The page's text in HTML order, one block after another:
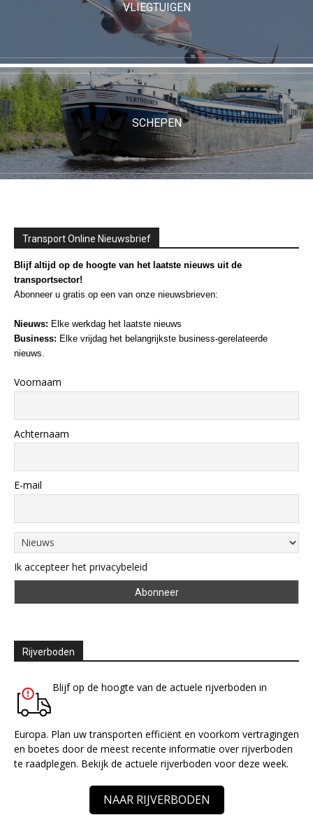
VLIEGTUIGEN
SCHEPEN
Transport Online Nieuwsbrief
Blijf altijd op de hoogte van het laatste nieuws uit de
transportsector!
Abonneer u gratis op een van onze nieuwsbrieven:
Nieuws: Elke werkdag het laatste nieuws
Business: Elke vrijdag het belangrijkste business-gerelateerde
nieuws.
Voornaam
Achternaam
E-mail
Ik accepteer het privacybeleid
Rijverboden
Blijf op de hoogte van de actuele rijverboden in
Europa. Plan uw transporten efficiënt en voorkom vertragingen
en boetes door de meest recente informatie over rijverboden
te raadplegen. Bekijk de actuele rijverboden voor deze week.
NAAR RIJVERBODEN